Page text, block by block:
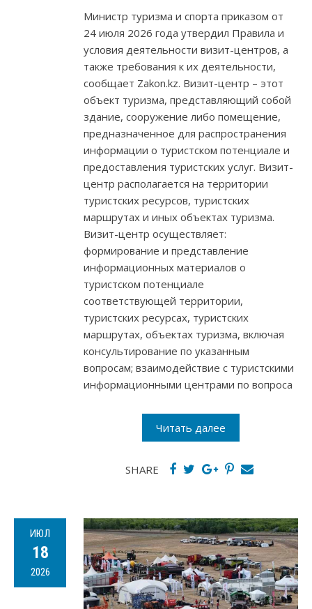
Министр туризма и спорта приказом от
24 июля 2026 года утвердил Правила и
условия деятельности визит-центров, а
также требования к их деятельности,
сообщает Zakon.kz. Визит-центр – этот
объект туризма, представляющий собой
здание, сооружение либо помещение,
предназначенное для распространения
информации о туристском потенциале и
предоставления туристских услуг. Визит-
центр располагается на территории
туристских ресурсов, туристских
маршрутах и иных объектах туризма.
Визит-центр осуществляет:
формирование и представление
информационных материалов о
туристском потенциале
соответствующей территории,
туристских ресурсах, туристских
маршрутах, объектах туризма, включая
консультирование по указанным
вопросам; взаимодействие с туристскими
информационными центрами по вопроса
Читать далее
SHARE
ИЮЛ
18
2026